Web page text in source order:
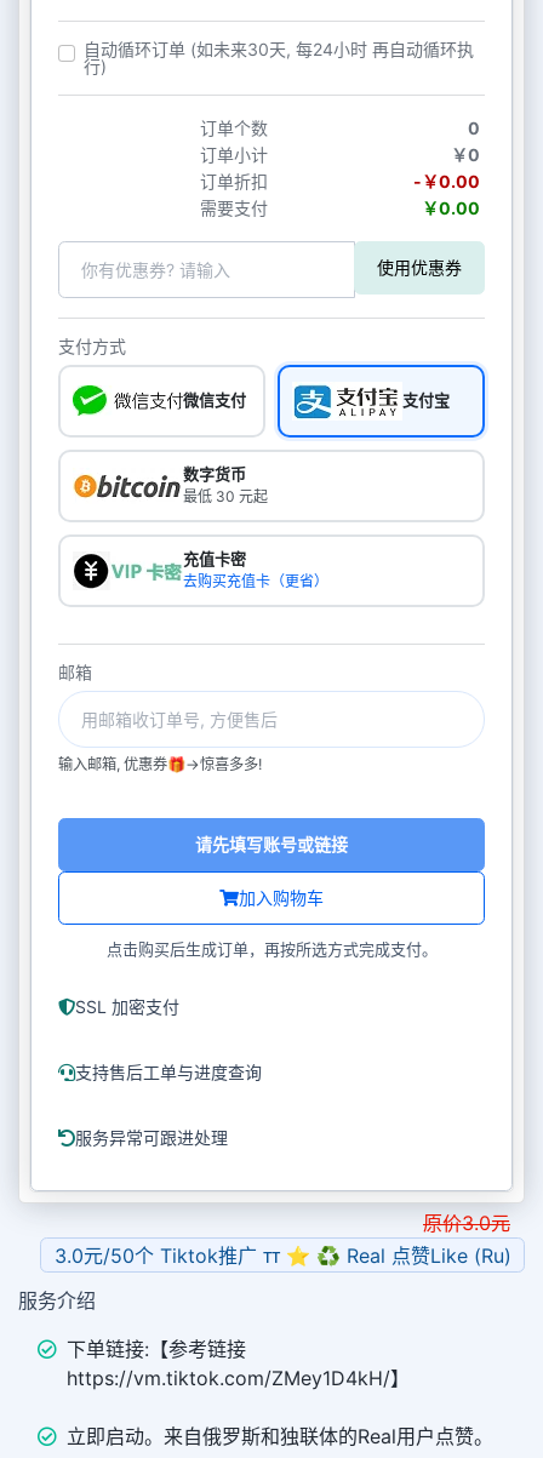
自动循环订单 (如未来30天, 每24小时 再自动循环执
行)
订单个数
0
订单小计
￥0
订单折扣
-￥0.00
需要支付
￥0.00
使用优惠券
支付方式
微信支付 支付宝
数字货币
最低 30 元起
充值卡密
去购买充值卡（更省）
邮箱
输入邮箱, 优惠券🎁->惊喜多多!
加入购物车
请先填写账号或链接
点击购买后生成订单，再按所选方式完成支付。
SSL 加密支付
支持售后工单与进度查询
服务异常可跟进处理
原价3.0元
3.0元/50个 Tiktok推广 ᴛᴛ ⭐ ♻ Real 点赞Like (Ru)
服务介绍
下单链接:【参考链接
https://vm.tiktok.com/ZMey1D4kH/】
立即启动。来自俄罗斯和独联体的Real用户点赞。